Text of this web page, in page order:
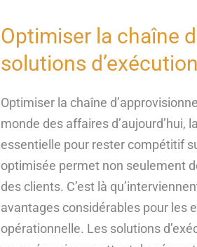
Optimiser la chaîne
solutions
Optimiser la chaîne
monde des affaires d’aujourd’hui,
essentielle pour rester compétitif
optimisée permet non seulement
des clients. C’est là
avantages considérables pour les
opérationnelle. Les solutions
Optimiser
chaîne
d’approvisionnement
solutions
d’exécution
évolutive